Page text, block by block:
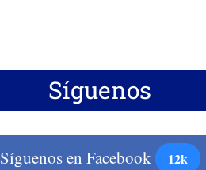
Síguenos
Síguenos en Facebook 12k